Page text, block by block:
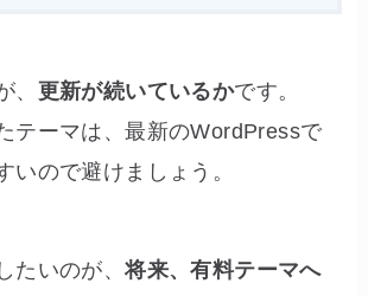
、 更新が続いているかです。
テーマは、最新のWordPressで
いので避けましょう。
たいのが、将来、有料テーマへ